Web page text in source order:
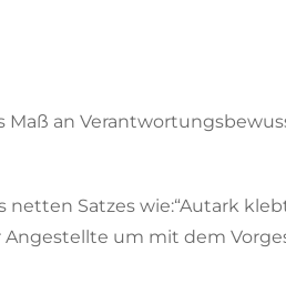
an
Satzes wie:“Autark
um mit dem